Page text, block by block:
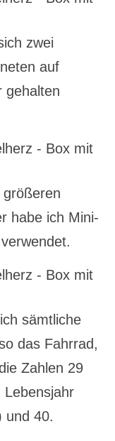
zwei
auf
gehalten
habe ich Mini-
sämtliche
das Fahrrad,
Zahlen 29
Lebensjahr
und 40.